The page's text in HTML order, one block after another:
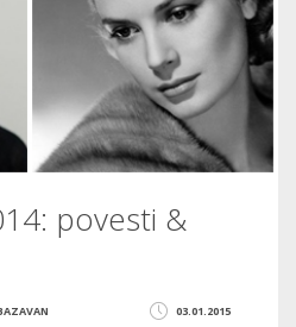
povesti &
03.01.2015